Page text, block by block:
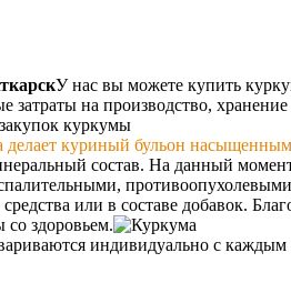
У нас вы можете купить
затраты на производство,
куркумы
куриный бульон
состав. На данный
или в составе добавок.
здоровьем.
индивидуально с каждым